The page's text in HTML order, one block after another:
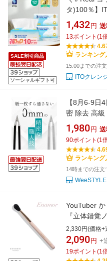
SALE割引商品
ソーシャルギフト可
タ)100％】
り 超長繊維
スタオル使
ジングタオ
扱いやすい
1,432 円
13ポイント (1
ランキング
15:00までの注
ITOクレン
【8月6-9日
密 除去 高
げ ツイザー
ひげ ムダ毛
性 メンズ お
よく抜ける
1,980 円
90ポイント (1
ランキング
14時までの注文
YouTuber
『立体錯覚
シ ノーズシ
シャドウブ
ト ギフト お
2,330円(価格+
2,090 円 +
19ポイント (1